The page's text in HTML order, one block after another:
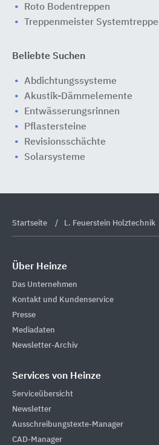
Roto Bodentreppen
Treppenmeister Systemtreppe
Beliebte Suchen
Abdichtungssysteme
Akustik-Dämmelemente
Entwässerungsrinnen
Pflastersteine
Revisionsschächte
Solarsysteme
Startseite L. Feuerstein Holztechnik
Über Heinze
Das Unternehmen
Kontakt und Kundenservice
Presse
Mediadaten
Newsletter-Archiv
Services von Heinze
Serviceübersicht
Newsletter
Ausschreibungstexte-Manager
CAD-Manager